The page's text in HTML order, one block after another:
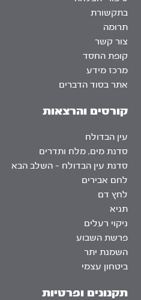
בתקשורת
תרומה
צור קשר
קופת החסד
מרכז מידע
אתר בסוד הדברים
קורסים והרצאות
עין הבדולח
סדנת מים, מלח ותדרים
סדנת עין הבדולח – השלב הבא
לחם אבירים
לחץ דם
תניא
ניקוי רעלים
פרשת השבוע
השמנת יתר
ביטחון עצמי
תקנונים ופרטיות